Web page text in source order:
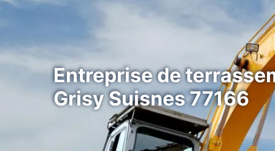
Entreprise de
Grisy Suisnes 77166